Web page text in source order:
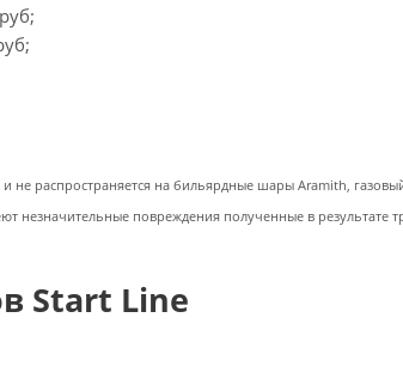
распространяется на бильярдные шары Aramith,
незначительные повреждения полученные в
Start Line